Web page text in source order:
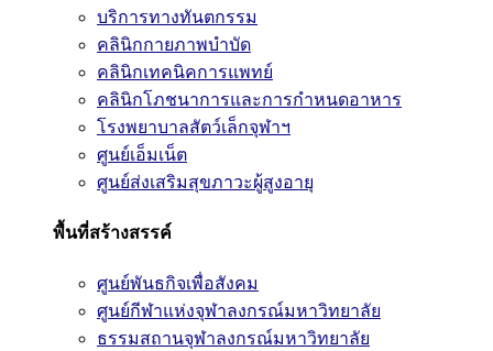
บริการทางทันตกรรม
คลินิกกายภาพบำบัด
คลินิกเทคนิคการแพทย์
คลินิกโภชนาการและการกำหนดอาหาร
โรงพยาบาลสัตว์เล็กจุฬาฯ
ศูนย์เอ็มเน็ต
ศูนย์ส่งเสริมสุขภาวะผู้สูงอายุ
พื้นที่สร้างสรรค์
ศูนย์พันธกิจเพื่อสังคม
ศูนย์กีฬาแห่งจุฬาลงกรณ์มหาวิทยาลัย
ธรรมสถานจุฬาลงกรณ์มหาวิทยาลัย